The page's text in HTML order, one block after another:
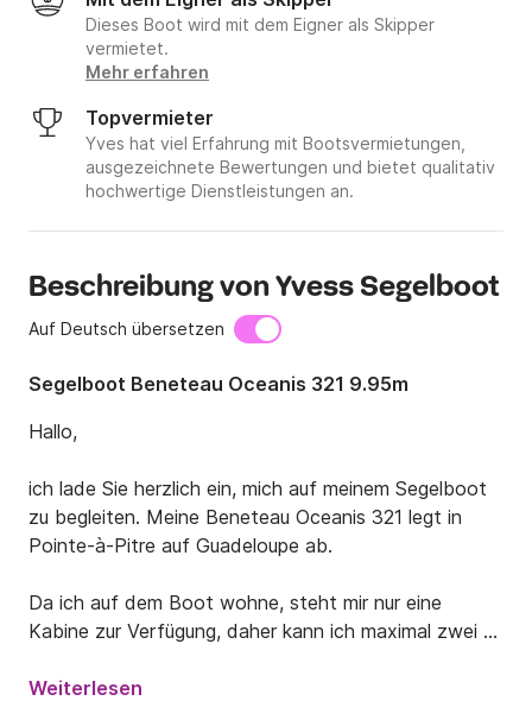
Dieses Boot wird mit dem Eigner als Skipper
vermietet.
Mehr erfahren
Topvermieter
Yves hat viel Erfahrung mit Bootsvermietungen,
ausgezeichnete Bewertungen und bietet qualitativ
hochwertige Dienstleistungen an.
Beschreibung von Yvess Segelboot
Auf Deutsch übersetzen
Segelboot Beneteau Oceanis 321 9.95m
Hallo,
ich lade Sie herzlich ein, mich auf meinem Segelboot
zu begleiten. Meine Beneteau Oceanis 321 legt in
Pointe-à-Pitre auf Guadeloupe ab.
Da ich auf dem Boot wohne, steht mir nur eine
Kabine zur Verfügung, daher kann ich maximal zwei
gesamten Reise. Ich segle seit vielen Jahren in diesen
Weiterlesen